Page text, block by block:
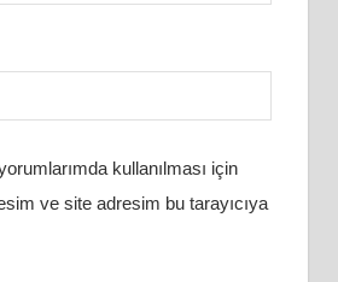
kullanılması için
ve site adresim bu tarayıcıya